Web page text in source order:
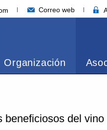
Correo web
Organización
beneficiosos del vino